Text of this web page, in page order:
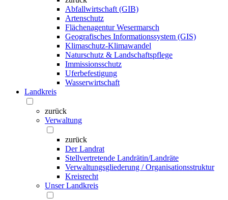
Abfallwirtschaft (GIB)
Artenschutz
Flächenagentur Wesermarsch
Geografisches Informationssystem (GIS)
Klimaschutz-Klimawandel
Naturschutz & Landschaftspflege
Immissionsschutz
Uferbefestigung
Wasserwirtschaft
Landkreis
zurück
Verwaltung
zurück
Der Landrat
Stellvertretende Landrätin/Landräte
Verwaltungsgliederung / Organisationsstruktur
Kreisrecht
Unser Landkreis